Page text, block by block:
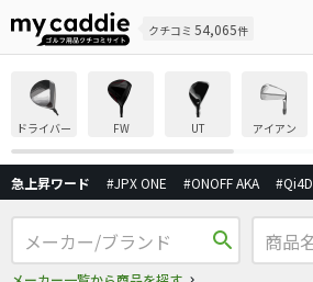
クチコミ 54,065件
ドライバー FW UT アイアン
急上昇ワード #JPX ONE #ONOFF AKA #Qi4D
search